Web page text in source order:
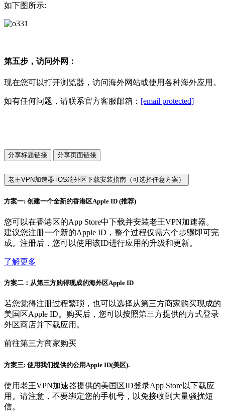
如下图所示:
第五步，访问外网：
现在您可以打开浏览器，访问海外网站或使用各种海外应用。
如有任何问题，请联系官方客服邮箱： [email protected]
分享标题链接 分享页面链接
老王VPN加速器 iOS端外区下载安装指南（可选择任意方案）
方案一: 创建一个全新的香港区Apple ID (推荐)
您可以在香港区的App Store中下载并安装老王VPN加速器。
建议您注册一个新的Apple ID，整个过程仅需六个步骤即可完
成。注册后，您可以使用该ID进行应用的升级和更新。
了解更多
方案二：从第三方购得现成的海外区Apple ID
若您觉得注册过程繁琐，也可以选择从第三方商家购买现成的
美国区Apple ID。购买后，您可以按照第三方提供的方式登录
外区商店并下载应用。
前往第三方商家购买
方案三: 使用我们提供的公用Apple ID(美区).
使用老王VPN加速器提供的美国区ID登录App Store以下载应
用。请注意，不要绑定您的手机号，以免接收到大量骚扰短
信。